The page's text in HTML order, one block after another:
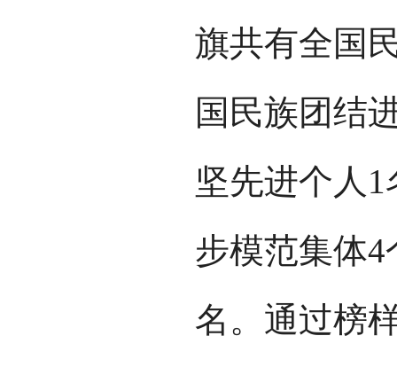
旗共有全国
国民族团结
坚先进个人
步模范集体
名。通过榜